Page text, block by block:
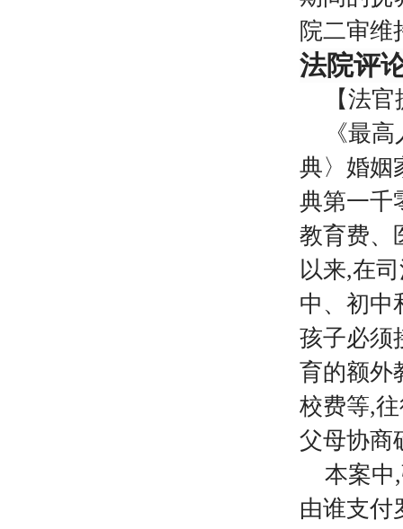
院二审维
法院评
【法
《最高
典〉婚姻
典第一千
教育费、
以来,在
中、初中
孩子必须
育的额外
校费等,
父母协商
本案中
由谁支付